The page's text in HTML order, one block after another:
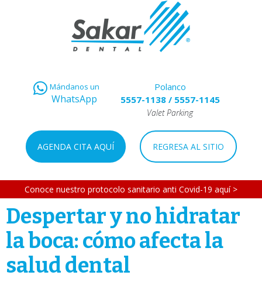
Mándanos un
WhatsApp
Polanco
5557-1138/ 5557-1145
Valet Parking
AGENDA CITA AQUÍ REGRESA AL SITIO
Conoce nuestro protocolo sanitario anti Covid-19 aquí >
Despertar y no hidratar
la boca: cómo afecta la
salud dental